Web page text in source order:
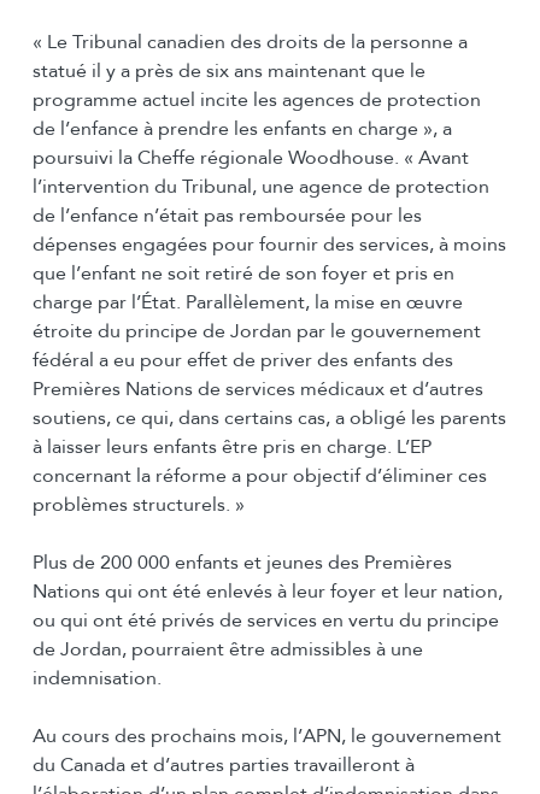
« Le Tribunal canadien des droits de la personne a
statué il y a près de six ans maintenant que le
programme actuel incite les agences de protection
de l’enfance à prendre les enfants en charge », a
poursuivi la Cheffe régionale Woodhouse. « Avant
l’intervention du Tribunal, une agence de protection
de l’enfance n’était pas remboursée pour les
dépenses engagées pour fournir des services, à moins
que l’enfant ne soit retiré de son foyer et pris en
charge par l’État. Parallèlement, la mise en œuvre
étroite du principe de Jordan par le gouvernement
fédéral a eu pour effet de priver des enfants des
Premières Nations de services médicaux et d’autres
soutiens, ce qui, dans certains cas, a obligé les parents
à laisser leurs enfants être pris en charge. L’EP
concernant la réforme a pour objectif d’éliminer ces
problèmes structurels. »
Plus de 200 000 enfants et jeunes des Premières
Nations qui ont été enlevés à leur foyer et leur nation,
ou qui ont été privés de services en vertu du principe
de Jordan, pourraient être admissibles à une
indemnisation.
Au cours des prochains mois, l’APN, le gouvernement
du Canada et d’autres parties travailleront à